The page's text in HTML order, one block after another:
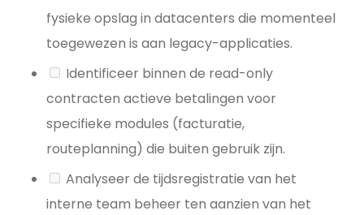
fysieke opslag in datacenters die momenteel
toegewezen is aan legacy-applicaties.
Identificeer binnen de read-only
contracten actieve betalingen voor
specifieke modules (facturatie,
routeplanning) die buiten gebruik zijn.
Analyseer de tijdsregistratie van het
interne team beheer ten aanzien van het